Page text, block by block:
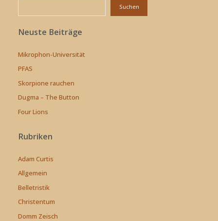
Suchen
Neuste Beiträge
Mikrophon-Universität
PFAS
Skorpione rauchen
Dugma – The Button
Four Lions
Rubriken
Adam Curtis
Allgemein
Belletristik
Christentum
Domm Zeisch